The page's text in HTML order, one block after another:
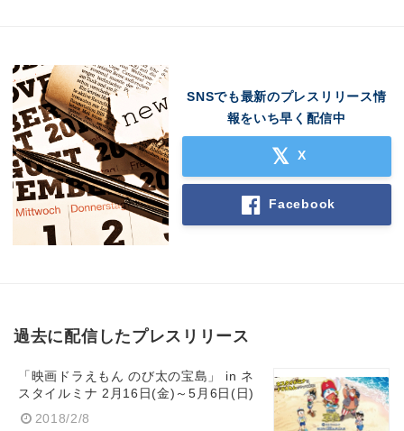
SNSでも最新のプレスリリース情
報をいち早く配信中
X
Facebook
過去に配信したプレスリリース
「映画ドラえもん のび太の宝島」 in ネ
スタイルミナ 2月16日(金)～5月6日(日)
2018/2/8
English